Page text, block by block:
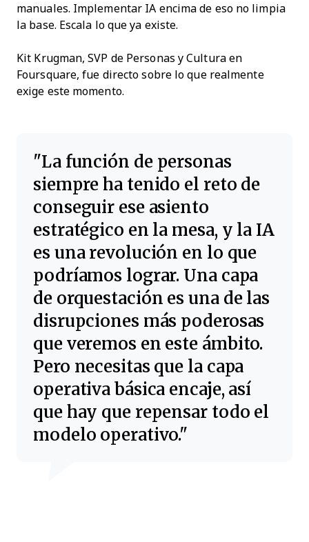
manuales. Implementar IA encima de eso no limpia
la base. Escala lo que ya existe.
Kit Krugman, SVP de Personas y Cultura en
Foursquare, fue directo sobre lo que realmente
exige este momento.
La función de personas
siempre ha tenido el reto de
conseguir ese asiento
estratégico en la mesa, y la IA
es una revolución en lo que
podríamos lograr. Una capa
de orquestación es una de las
disrupciones más poderosas
que veremos en este ámbito.
Pero necesitas que la capa
operativa básica encaje, así
que hay que repensar todo el
modelo operativo.